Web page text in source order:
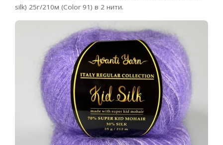
silk) 25г/210м (Color 91) в 2 нити.